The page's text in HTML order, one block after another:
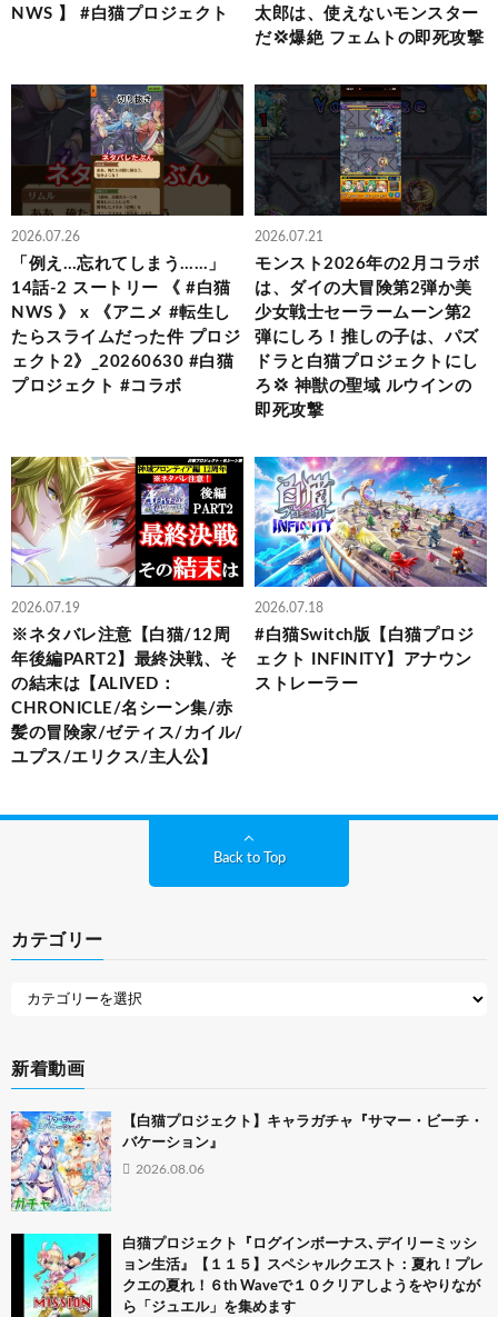
NWS 】 #白猫プロジェクト
太郎は、使えないモンスター
だ💢爆絶 フェムトの即死攻撃
2026.07.26
「例え…忘れてしまう……」
14話-2 スートリー 《 #白猫
NWS 》 x 《アニメ #転生し
たらスライムだった件 プロジ
ェクト2》_20260630 #白猫
プロジェクト #コラボ
2026.07.21
モンスト2026年の2月コラボ
は、ダイの大冒険第2弾か美
少女戦士セーラームーン第2
弾にしろ！推しの子は、パズ
ドラと白猫プロジェクトにし
ろ💢 神獣の聖域 ルウインの
即死攻撃
2026.07.19
※ネタバレ注意【白猫/12周
年後編PART2】最終決戦、そ
の結末は【ALIVED：
CHRONICLE/名シーン集/赤
髪の冒険家/ゼティス/カイル/
ユプス/エリクス/主人公】
2026.07.18
#白猫Switch版【白猫プロジ
ェクト INFINITY】アナウン
ストレーラー
Back to Top
カテゴリー
新着動画
【白猫プロジェクト】キャラガチャ『サマー・ビーチ・
バケーション』
2026.08.06
白猫プロジェクト『ログインボーナス､デイリーミッシ
ョン生活』【１１５】スペシャルクエスト：夏れ！プレ
クエの夏れ！６th Waveで１０クリアしようをやりなが
ら「ジュエル」を集めます